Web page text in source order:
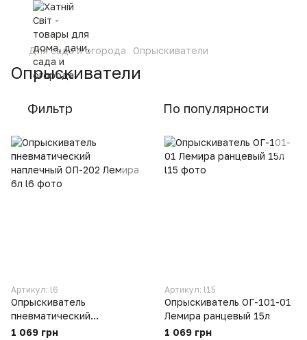
Для сада и огорода Опрыскиватели
Опрыскиватели
Фильтр По популярности
Артикул: l6
Опрыскиватель
пневматический
наплечный ОП-202 Лемира
1 069 грн
Артикул: l15
Опрыскиватель ОГ-101-01
Лемира ранцевый 15л
1 069 грн